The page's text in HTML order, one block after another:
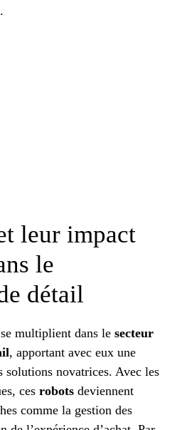
.
leur impact
le
détail
multiplient dans le secteur
, apportant avec eux une
solutions novatrices. Avec les
ces robots deviennent
comme la gestion des